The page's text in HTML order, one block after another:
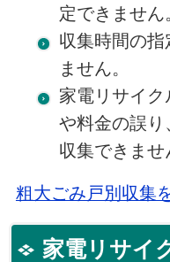
定できません
収集時間の指
ません。
家電リサイ
や料金の誤り
収集できませ
粗大ごみ戸別収集
家電リサイ